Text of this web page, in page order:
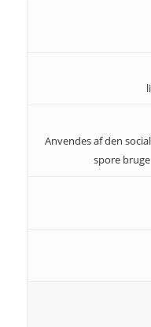
Anvendes af den
spore